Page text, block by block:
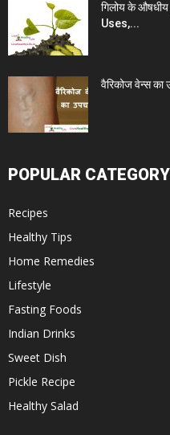
गिलोय के
Uses,...
वैरिकोज वेन्स
POPULAR CATEGORY
Recipes
Healthy Tips
Home Remedies
Lifestyle
Fasting Foods
Indian Drinks
Sweet Dish
Pickle Recipe
Healthy Salad